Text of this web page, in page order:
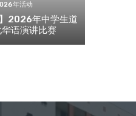
年活动
】2026年中学生道
语演讲比赛